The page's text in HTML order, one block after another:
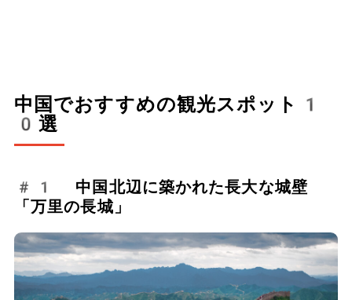
中国でおすすめの観光スポット1
0選
#1 中国北辺に築かれた長大な城壁
「万里の長城」